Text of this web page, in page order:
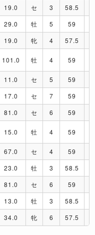
19.0 セ 3 58.5
29.0 牡 5 59
19.0 牝 4 57.5
101.0 牡 4 59
11.0 セ 5 59
17.0 セ 7 59
81.0 セ 6 59
15.0 牡 4 59
67.0 セ 4 59
23.0 牡 3 58.5
81.0 セ 6 59
13.0 牡 3 58.5
34.0 牝 6 57.5